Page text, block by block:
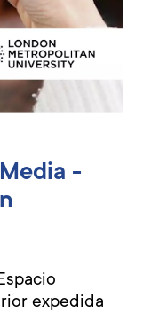
-
expedida